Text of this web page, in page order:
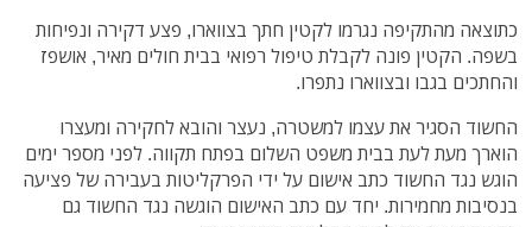
כתוצאה מהתקיפה נגרמו לקטין חתך בצווארו, פצע דקירה ונפיחות
בשפה. הקטין פונה לקבלת טיפול רפואי בבית חולים מאיר, אושפז
והחתכים בגבו ובצווארו נתפרו.
החשוד הסגיר את עצמו למשטרה, נעצר והובא לחקירה ומעצרו
הוארך מעת לעת בבית משפט השלום בפתח תקווה. לפני מספר ימים
הוגש נגד החשוד כתב אישום על ידי הפרקליטות בעבירה של פציעה
בנסיבות מחמירות. יחד עם כתב האישום הוגשה נגד החשוד גם